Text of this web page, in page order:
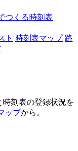
つくる時刻表
ト 時刻表マップ 路
刻表の登録状況を
ップから。